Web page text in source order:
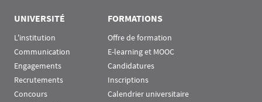
UNIVERSITÉ
L'institution
Communication
Engagements
Recrutements
Concours
FORMATIONS
Offre de formation
E-learning et MOOC
Candidatures
Inscriptions
Calendrier universitaire